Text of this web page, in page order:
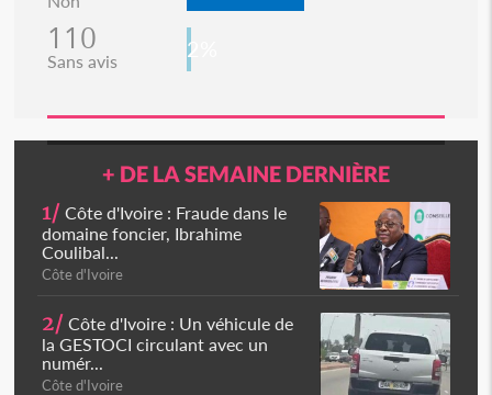
110
Sans avis 2%
+ DE LA SEMAINE DERNIÈRE
1/ Côte d'Ivoire : Fraude dans le
domaine foncier, Ibrahime
Coulibal...
Côte d'Ivoire
2/ Côte d'Ivoire : Un véhicule de
la GESTOCI circulant avec un
numér...
Côte d'Ivoire